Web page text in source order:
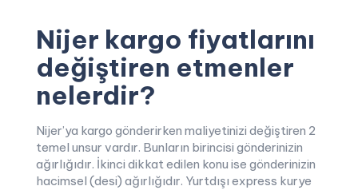
Nijer kargo fiyatlarını
değiştiren etmenler
nelerdir?
Nijer’ya kargo gönderirken maliyetinizi değiştiren 2
temel unsur vardır. Bunların birincisi gönderinizin
ağırlığıdır. İkinci dikkat edilen konu ise gönderinizin
hacimsel (desi) ağırlığıdır. Yurtdışı express kurye